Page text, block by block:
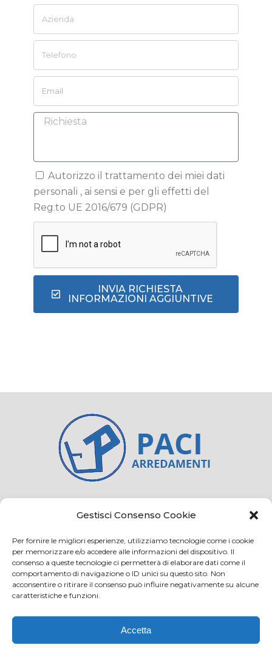
Gestisci Consenso Cookie
Per fornire le migliori esperienze, utilizziamo tecnologie come i cookie
per memorizzare e/o accedere alle informazioni del dispositivo. Il
consenso a queste tecnologie ci permetterà di elaborare dati come il
comportamento di navigazione o ID unici su questo sito. Non
acconsentire o ritirare il consenso può influire negativamente su alcune
caratteristiche e funzioni.
Accetta
Autorizzo il trattamento dei miei dati
personali , ai sensi e per gli effetti del
Reg.to UE 2016/679 (GDPR)
INVIA RICHIESTA
INFORMAZIONI AGGIUNTIVE
Credits Privacy and cookie
Via Virginio 358/360
Loc. Anselmo 50025 Montespertoli (FI)
E-mail: info@paciarrediscolastici.com
PEC: pacisrl@interfreepec.it
Tel e Fax: +39 0571 675108